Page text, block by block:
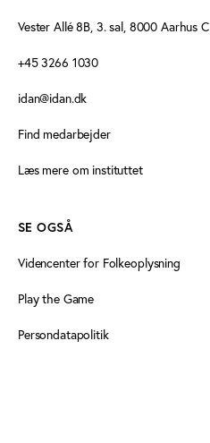
Vester Allé 8B, 3. sal, 8000 Aarhus C
+45 3266 1030
idan@idan.dk
Find medarbejder
Læs mere om instituttet
SE OGSÅ
Videncenter for Folkeoplysning
Play the Game
Persondatapolitik